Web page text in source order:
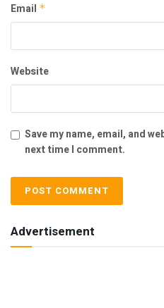
Email *
Website
Save my name, email, and
next time I comment.
Advertisement